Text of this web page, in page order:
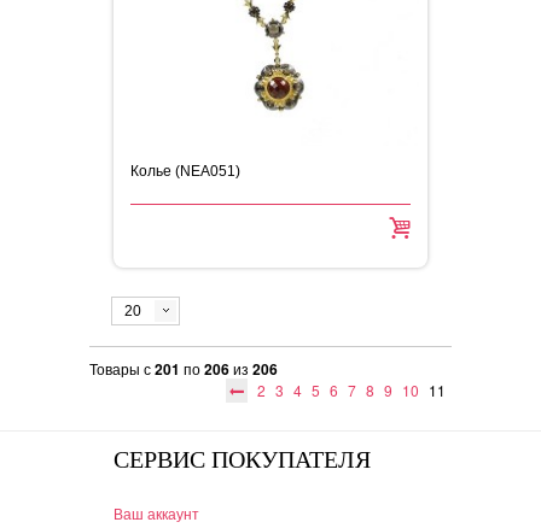
Колье (NEA051)
20
Товары с201 по206из 206
2 3 4 5 6 7 8 9 10 11
СЕРВИС ПОКУПАТЕЛЯ
Ваш аккаунт